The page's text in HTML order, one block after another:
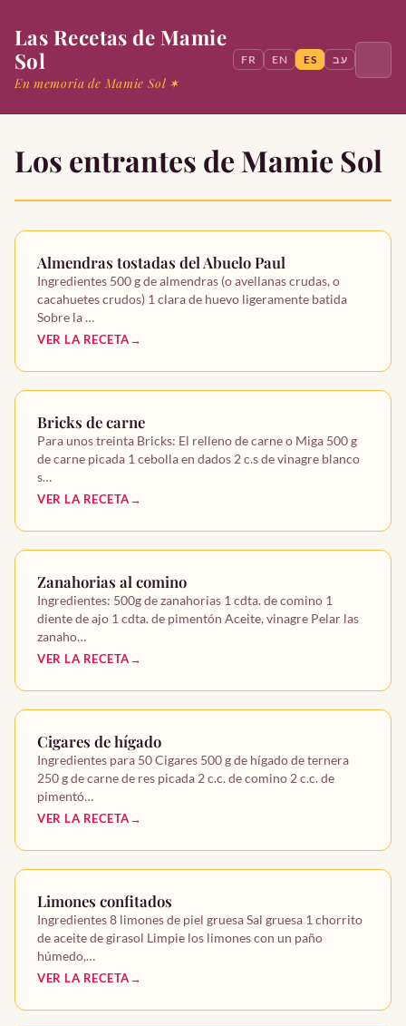
Las Recetas de Mamie
Sol
En memoria de Mamie Sol ✶
FR EN ES עב
Mamie Sol
Entrantes
Postres
Otras recetas
Postres
Los entrantes de Mamie Sol
Almendras tostadas del Abuelo Paul
Ingredientes 500 g de almendras (o avellanas crudas, o
cacahuetes crudos) 1 clara de huevo ligeramente batida
Sobre la …
VER LA RECETA
Bricks de carne
Para unos treinta Bricks: El relleno de carne o Miga 500 g
de carne picada 1 cebolla en dados 2 c.s de vinagre blanco
s…
VER LA RECETA
Zanahorias al comino
Ingredientes: 500g de zanahorias 1 cdta. de comino 1
diente de ajo 1 cdta. de pimentón Aceite, vinagre Pelar las
zanaho…
VER LA RECETA
Cigares de hígado
Ingredientes para 50 Cigares 500 g de hígado de ternera
250 g de carne de res picada 2 c.c. de comino 2 c.c. de
pimentó…
VER LA RECETA
Limones confitados
Ingredientes 8 limones de piel gruesa Sal gruesa 1 chorrito
de aceite de girasol Limpie los limones con un paño
húmedo,…
VER LA RECETA